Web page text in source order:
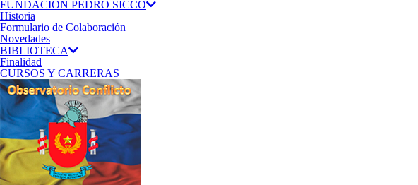
FUNDACIÓN PEDRO SICCO
Historia
Formulario de Colaboración
Novedades
BIBLIOTECA
Finalidad
CURSOS Y CARRERAS